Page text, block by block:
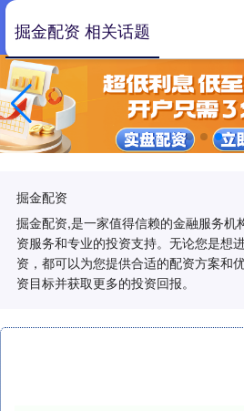
掘金配资
掘金配资,是一家值得信赖的金融服务机
资服务和专业的投资支持。无论您是想
资，都可以为您提供合适的配资方案和
资目标并获取更多的投资回报。
掘金配资 相关话题